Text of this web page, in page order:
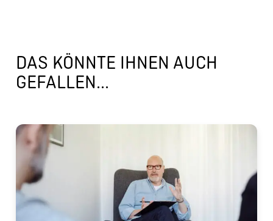
DAS KÖNNTE IHNEN AUCH
GEFALLEN...